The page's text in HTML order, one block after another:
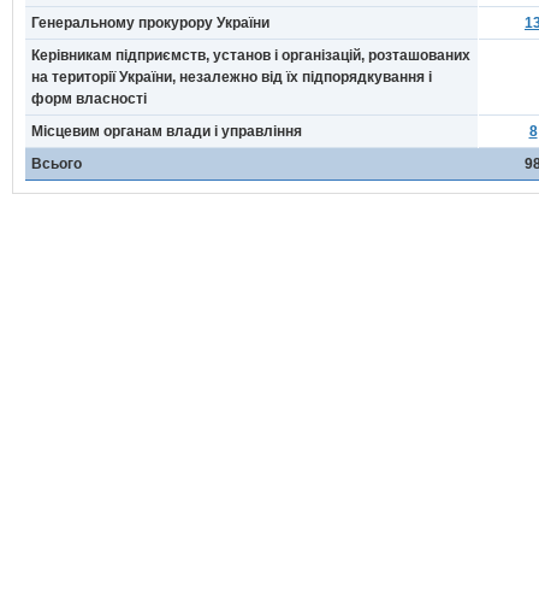
Генеральному прокурору України
Керівникам підприємств, установ і організацій, розташованих
на території України, незалежно від їх підпорядкування і
форм власності
Місцевим органам влади і управління
8
Всього